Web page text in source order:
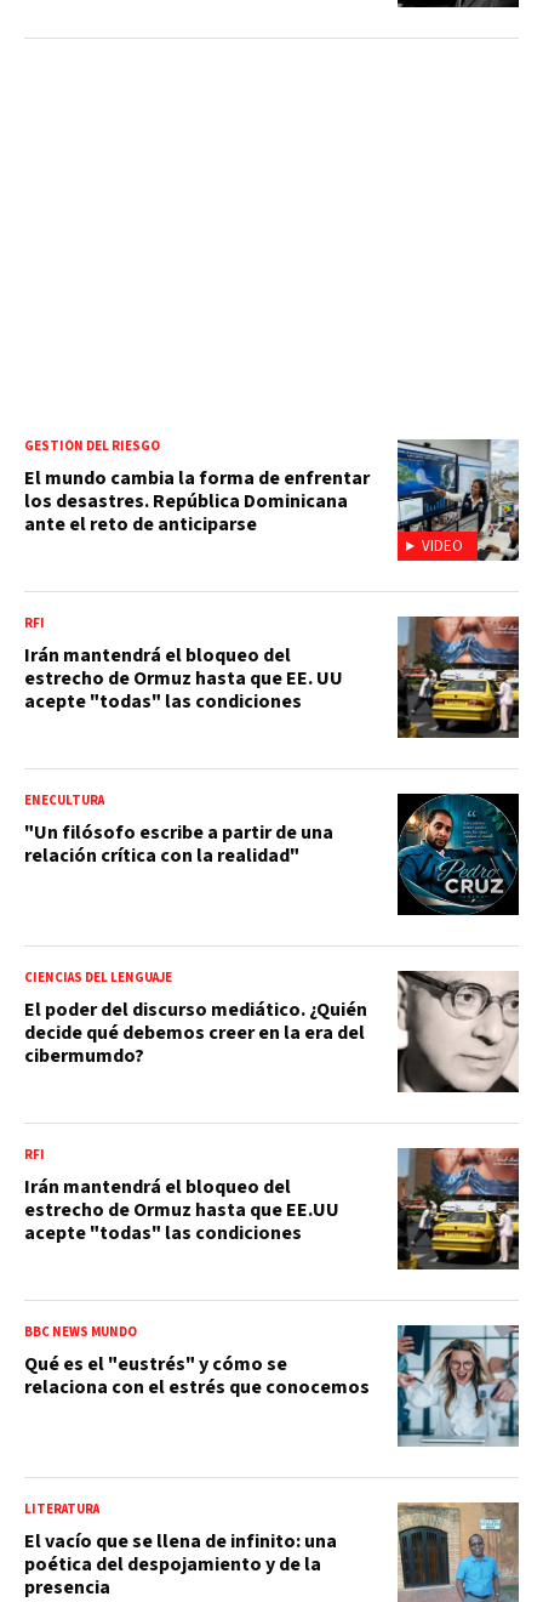
VIDEO
GESTIÓN DEL RIESGO
El mundo cambia la forma de enfrentar
los desastres. República Dominicana
ante el reto de anticiparse
RFI
Irán mantendrá el bloqueo del
estrecho de Ormuz hasta que EE. UU
acepte "todas" las condiciones
ENECULTURA
"Un filósofo escribe a partir de una
relación crítica con la realidad"
CIENCIAS DEL LENGUAJE
El poder del discurso mediático. ¿Quién
decide qué debemos creer en la era del
cibermumdo?
RFI
Irán mantendrá el bloqueo del
estrecho de Ormuz hasta que EE.UU
acepte "todas" las condiciones
BBC NEWS MUNDO
Qué es el "eustrés" y cómo se
relaciona con el estrés que conocemos
LITERATURA
El vacío que se llena de infinito: una
poética del despojamiento y de la
presencia